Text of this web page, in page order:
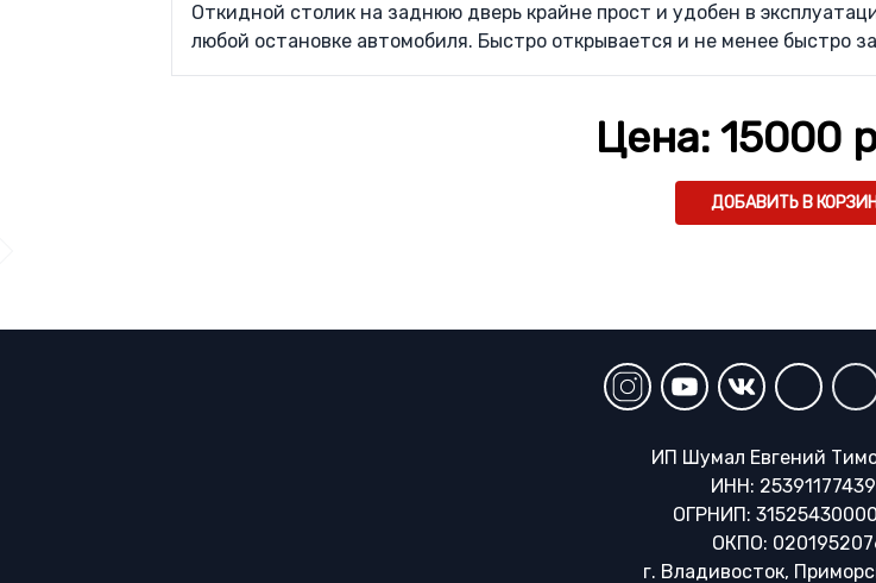
Откидной столик на заднюю дверь крайне прост и удобен в
любой остановке автомобиля. Быстро открывается и не менее быстро
Цена: 15000
ДОБАВИТЬ В
ИП Шумал Евгений
ИНН:
ОГРНИП:
ОКПО:
г. Владивосток,